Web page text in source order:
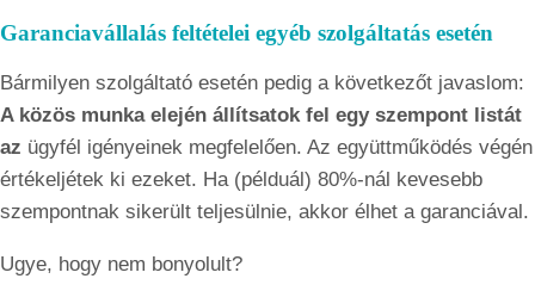
Garanciavállalás feltételei egyéb szolgáltatás esetén
Bármilyen szolgáltató esetén pedig a következőt javaslom:
A közös munka elején állítsatok fel egy szempont listát
az ügyfél igényeinek megfelelően. Az együttműködés végén
értékeljétek ki ezeket. Ha (példuál) 80%-nál kevesebb
szempontnak sikerült teljesülnie, akkor élhet a garanciával.
Ugye, hogy nem bonyolult?